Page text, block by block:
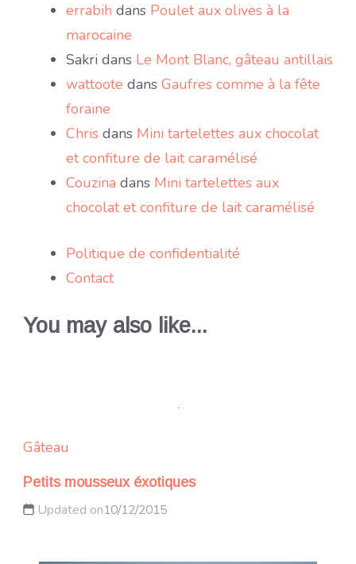
errabih dans Poulet aux olives à la
marocaine
Sakri dans Le Mont Blanc, gâteau antillais
wattoote dans Gaufres comme à la fête
foraine
Chris dans Mini tartelettes aux chocolat
et confiture de lait caramélisé
Couzina dans Mini tartelettes aux
chocolat et confiture de lait caramélisé
Politique de confidentialité
Contact
You may also like...
Gâteau
Petits mousseux éxotiques
Updated on10/12/2015